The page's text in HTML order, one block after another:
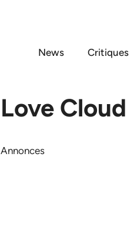
News
Critiques
Love Cloud
Annonces